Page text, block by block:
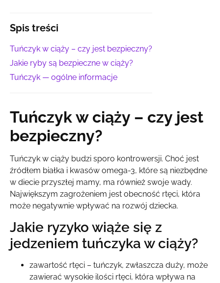
Spis treści
Tuńczyk w ciąży – czy jest bezpieczny?
Jakie ryby są bezpieczne w ciąży?
Tuńczyk — ogólne informacje
Tuńczyk w ciąży – czy jest
bezpieczny?
Tuńczyk w ciąży budzi sporo kontrowersji. Choć jest
źródłem białka i kwasów omega-3, które są niezbędne
w diecie przyszłej mamy, ma również swoje wady.
Największym zagrożeniem jest obecność rtęci, która
może negatywnie wpływać na rozwój dziecka.
Jakie ryzyko wiąże się z
jedzeniem tuńczyka w ciąży?
zawartość rtęci – tuńczyk, zwłaszcza duży, może
zawierać wysokie ilości rtęci, która wpływa na